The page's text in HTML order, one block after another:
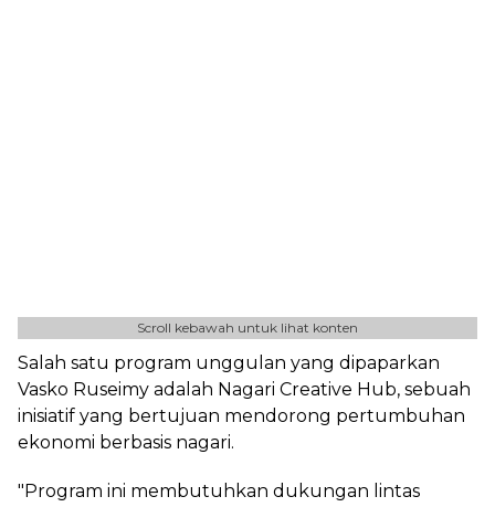
Scroll kebawah untuk lihat konten
Salah satu program unggulan yang dipaparkan
Vasko Ruseimy adalah Nagari Creative Hub, sebuah
inisiatif yang bertujuan mendorong pertumbuhan
ekonomi berbasis nagari.
"Program ini membutuhkan dukungan lintas